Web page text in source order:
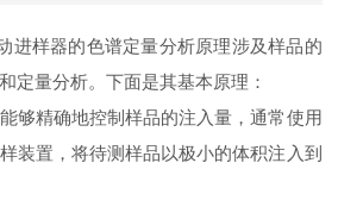
进样器的色谱定量分析原理涉及样品的
定量分析。下面是其基本原理：
够精确地控制样品的注入量，通常使用
装置，将待测样品以极小的体积注入到